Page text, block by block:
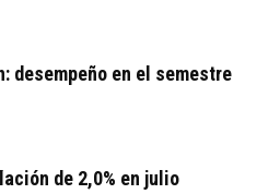
desempeño en el semestre
de 2,0% en julio